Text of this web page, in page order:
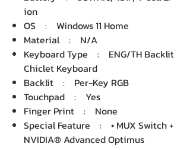
ion
OS : Windows 11 Home
Material : N/A
Keyboard Type : ENG/TH Backlit
Chiclet Keyboard
Backlit : Per-Key RGB
Touchpad : Yes
Finger Print : None
Special Feature : • MUX Switch +
NVIDIA® Advanced Optimus